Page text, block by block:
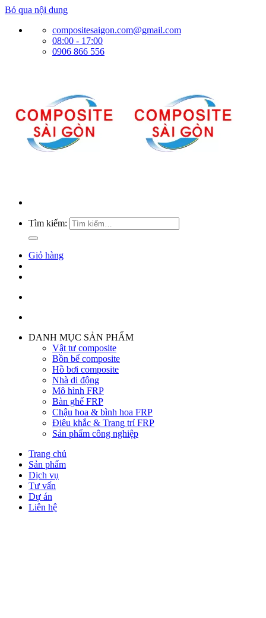
Bỏ qua nội dung
compositesaigon.com@gmail.com
08:00 - 17:00
0906 866 556
Tìm kiếm:
Giỏ hàng
DANH MỤC SẢN PHẨM
Vật tư composite
Bồn bể composite
Hồ bơi composite
Nhà di động
Mô hình FRP
Bàn ghế FRP
Chậu hoa & bình hoa FRP
Điêu khắc & Trang trí FRP
Sản phẩm công nghiệp
Trang chủ
Sản phẩm
Dịch vụ
Tư vấn
Dự án
Liên hệ